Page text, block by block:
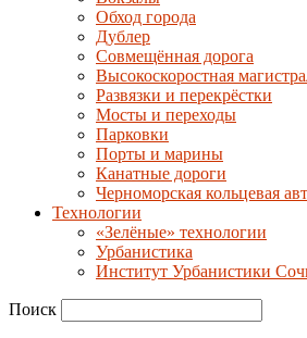
Обход города
Дублер
Совмещённая дорога
Высокоскоростная
Развязки и перекрёстки
Мосты и переходы
Парковки
Порты и марины
Канатные дороги
Черноморская кольцевая
Технологии
«Зелёные» технологии
Урбанистика
Институт Урбанистики
Поиск